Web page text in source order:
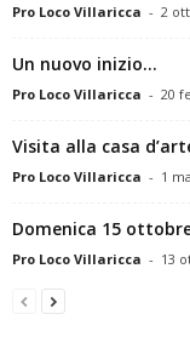
Pro Loco Villaricca - 2
Un nuovo inizio…
Pro Loco Villaricca - 20
Visita alla casa
Pro Loco Villaricca - 1
Domenica 15
Pro Loco Villaricca - 13